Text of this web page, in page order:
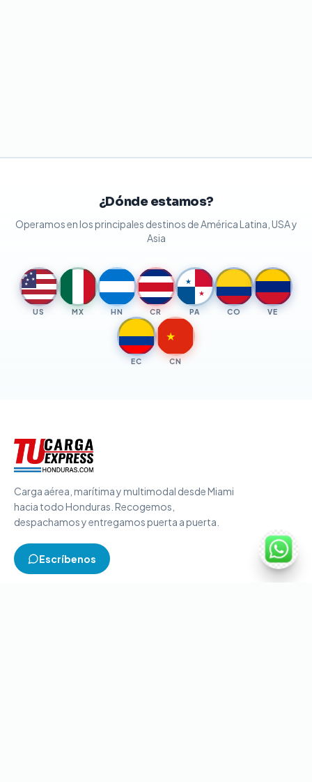
¿Dónde estamos?
Operamos en los principales destinos de América Latina, USA y
Asia
★ ★
★ ★
★
US MX HN CR
★
★
PA CO VE
EC
★
CN
Carga aérea, marítima y multimodal desde Miami
hacia todo Honduras. Recogemos,
despachamos y entregamos puerta a puerta.
Escríbenos